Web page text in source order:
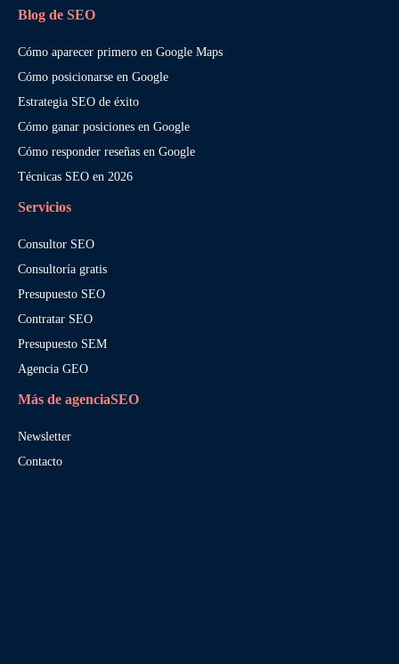
Blog de SEO
Cómo aparecer primero en Google Maps
Cómo posicionarse en Google
Estrategia SEO de éxito
Cómo ganar posiciones en Google
Cómo responder reseñas en Google
Técnicas SEO en 2026
Servicios
Consultor SEO
Consultoría gratis
Presupuesto SEO
Contratar SEO
Presupuesto SEM
Agencia GEO
Más de agenciaSEO
Newsletter
Contacto